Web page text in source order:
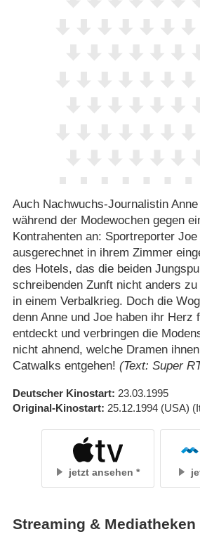
Auch Nachwuchs-Journalistin
während der Modewochen gegen
Kontrahenten an: Sportreporter
ausgerechnet in ihrem Zimmer
des Hotels, das die beiden
schreibenden Zunft nicht anders
in einem Verbalkrieg. Doch die
denn Anne und Joe haben ihr Herz
entdeckt und verbringen die
nicht ahnend, welche Dramen
Catwalks entgehen! (Text: Super
Deutscher Kinostart 23.03.1995
Original-Kinostart 25.12.1994 (USA)
jetzt ansehen
Streaming & Mediatheken